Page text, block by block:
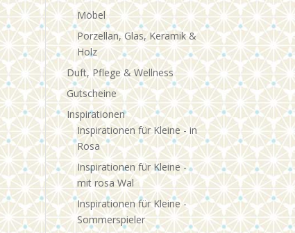
Möbel
Porzellan, Glas, Keramik &
Holz
Duft, Pflege & Wellness
Gutscheine
Inspirationen
Inspirationen für Kleine - in
Rosa
Inspirationen für Kleine -
mit rosa Wal
Inspirationen für Kleine -
Sommerspieler